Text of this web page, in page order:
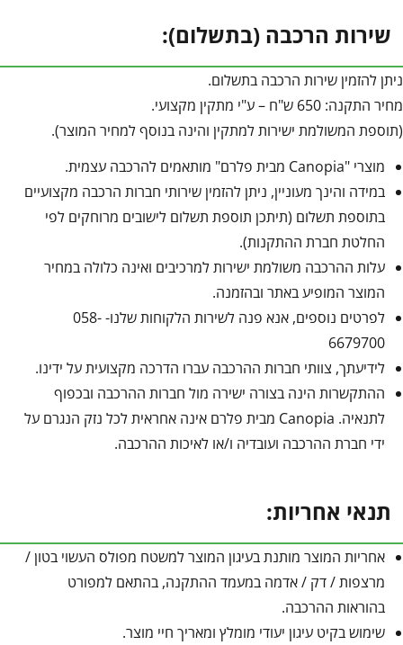
שירות הרכבה (בתשלום):
ניתן להזמין שירות הרכבה בתשלום.
מחיר התקנה: 650 ש"ח – ע"י מתקין מקצועי.
(תוספת המשולמת ישירות למתקין והינה בנוסף למחיר המוצר).
מוצרי "Canopia מבית פלרם" מותאמים להרכבה עצמית.
במידה והינך מעוניין, ניתן להזמין שירותי חברות הרכבה מקצועיים
בתוספת תשלום (תיתכן תוספת תשלום לישובים מרוחקים לפי
החלטת חברת ההתקנות).
עלות ההרכבה משולמת ישירות למרכיבים ואינה כלולה במחיר
המוצר המופיע באתר ובהזמנה.
לפרטים נוספים, אנא פנה לשירות הלקוחות שלנו- 058-
6679700
לידיעתך, צוותי חברות ההרכבה עברו הדרכה מקצועית על ידינו.
ההתקשרות הינה בצורה ישירה מול חברות ההרכבה ובכפוף
לתנאיה. Canopia מבית פלרם אינה אחראית לכל נזק הנגרם על
ידי חברת ההרכבה ועובדיה ו/או לאיכות ההרכבה.
תנאי אחריות:
אחריות המוצר מותנת בעיגון המוצר למשטח מפולס העשוי בטון /
מרצפות / דק / אדמה במעמד ההתקנה, בהתאם למפורט
בהוראות ההרכבה.
שימוש בקיט עיגון יעודי מומלץ ומאריך חיי מוצר.